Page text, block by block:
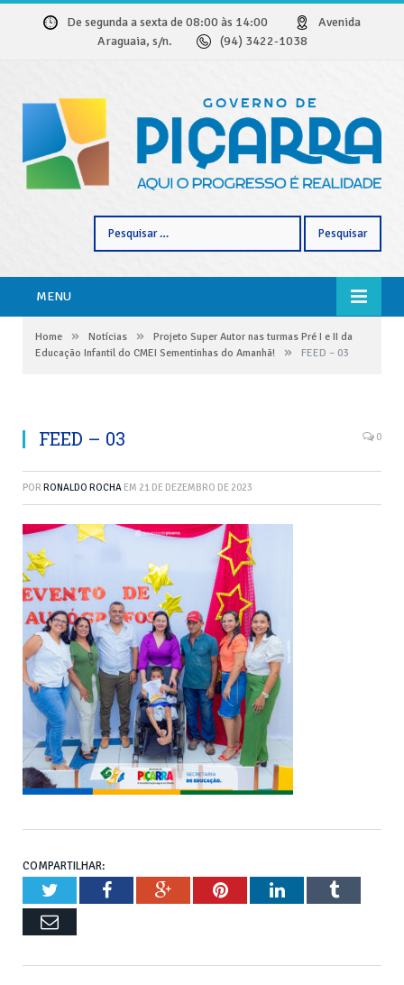
De segunda a sexta de 08:00 às 14:00
Avenida
Araguaia, s/n.
(94) 3422-1038
MENU
Home » Notícias »
Projeto Super Autor nas turmas Pré I e II da
Educação Infantil do CMEI Sementinhas do Amanhã!
» FEED – 03
FEED – 03 0
POR RONALDO ROCHA EM 21 DE DEZEMBRO DE 2023
COMPARTILHAR:
TwitterFacebookGoogle+PinterestLinkedInTumblr
Email